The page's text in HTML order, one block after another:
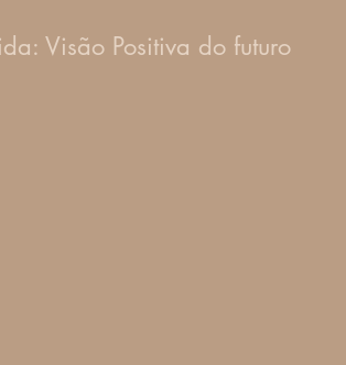
Visão Positiva do futuro